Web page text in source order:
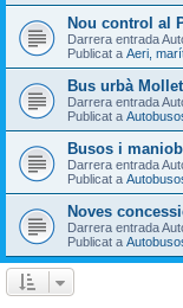
Nou control al
Darrera entrada
Publicat a Aeri,
Bus urbà Mollet
Darrera entrada
Publicat a
Busos i
Darrera entrada
Publicat a
Noves
Darrera entrada
Publicat a